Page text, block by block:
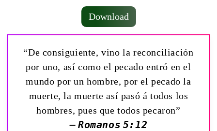
Download
“De consiguiente, vino la reconciliación
por uno, así como el pecado entró en el
mundo por un hombre, por el pecado la
muerte, la muerte así pasó á todos los
hombres, pues que todos pecaron”
— Romanos 5:12